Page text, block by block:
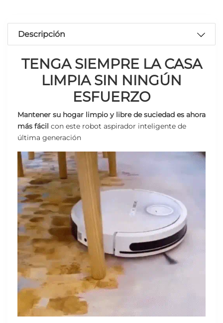
Descripción
TENGA SIEMPRE LA CASA
LIMPIA SIN NINGÚN
ESFUERZO
Mantener su hogar limpio y libre de suciedad es ahora
más fácil con este robot aspirador inteligente de
última generación